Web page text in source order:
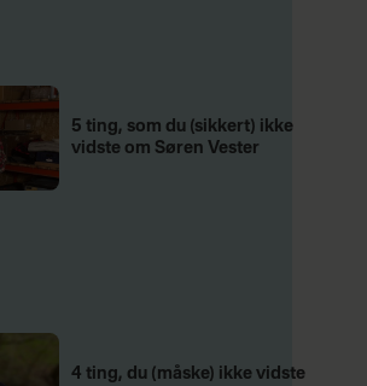
5 ting, som du (sikkert) ikke
vidste om Søren Vester
4 ting, du (måske) ikke vidste